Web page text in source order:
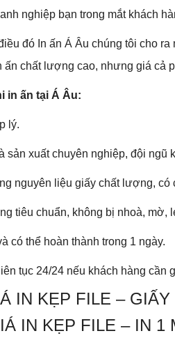
nghiệp bạn trong mắt khách
đó In ấn Á Âu chúng tôi cho
ấn chất lượng cao, nhưng giá cả
in ấn tại Á Âu:
lý.
sản xuất chuyên nghiệp, đội ngũ
nguyên liệu giấy chất lượng, có
tiêu chuẩn, không bị nhoà, mờ,
có thể hoàn thành trong 1 ngày.
tục 24/24 nếu khách hàng cần
IN KẸP FILE – GIẤY
IN KẸP FILE – IN 1